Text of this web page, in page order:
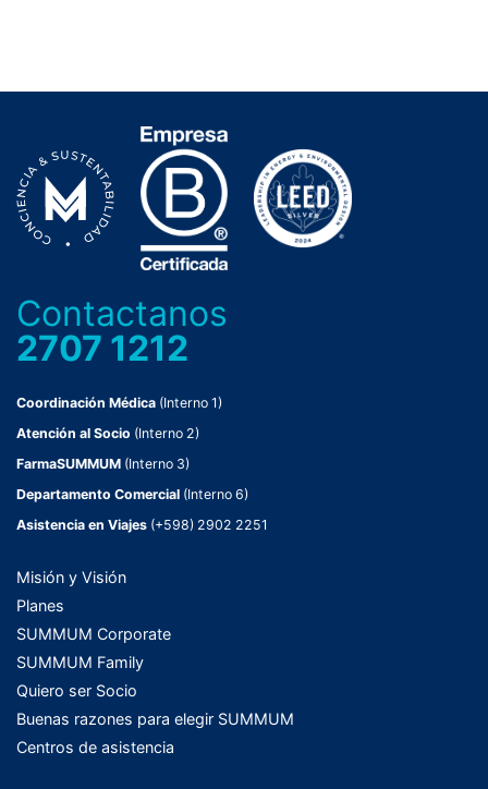
Contactanos
2707 1212
Coordinación Médica (Interno 1)
Atención al Socio (Interno 2)
FarmaSUMMUM (Interno 3)
Departamento Comercial (Interno 6)
Asistencia en Viajes (+598) 2902 2251
Misión y Visión
Planes
SUMMUM Corporate
SUMMUM Family
Quiero ser Socio
Buenas razones para elegir SUMMUM
Centros de asistencia